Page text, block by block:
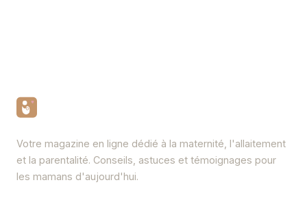
Votre magazine en ligne dédié à la maternité, l'allaitement
et la parentalité. Conseils, astuces et témoignages pour
les mamans d'aujourd'hui.